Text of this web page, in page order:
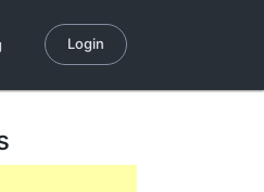
Login